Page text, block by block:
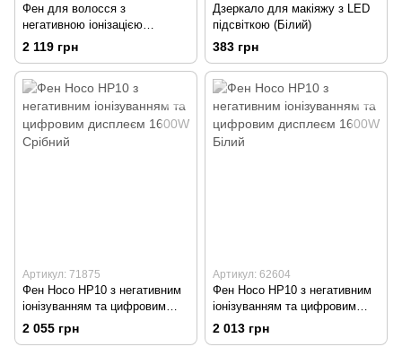
Фен для волосся з
негативною іонізацією
потужністю 1600W HOCO
HP11 (Сіро-фіолетовий)
2 119 грн
Дзеркало для макіяжу з LED
підсвіткою (Білий)
383 грн
Артикул: 71875
Фен Hoco HP10 з негативним
іонізуванням та цифровим
дисплеєм 1600W Срібний
2 055 грн
Артикул: 62604
Фен Hoco HP10 з негативним
іонізуванням та цифровим
дисплеєм 1600W Білий
2 013 грн